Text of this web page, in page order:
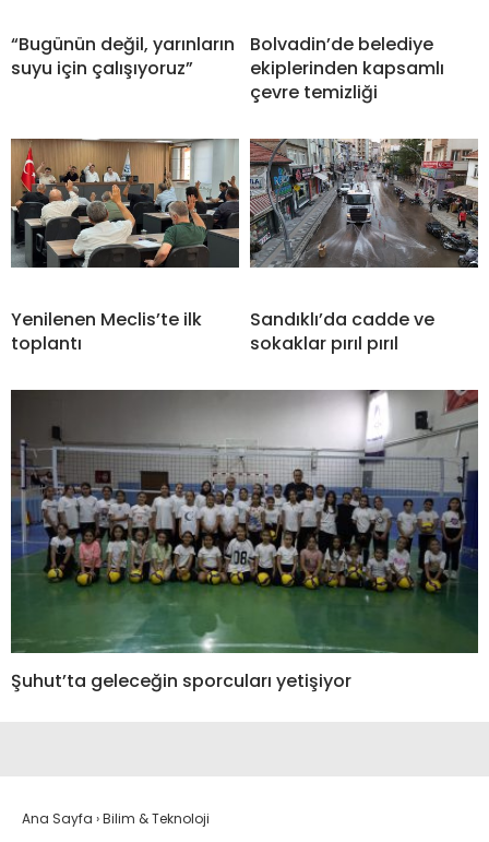
“Bugünün değil, yarınların
suyu için çalışıyoruz”
Bolvadin’de belediye
ekiplerinden kapsamlı
çevre temizliği
Yenilenen Meclis’te ilk
toplantı
Sandıklı’da cadde ve
sokaklar pırıl pırıl
Şuhut’ta geleceğin sporcuları yetişiyor
Ana Sayfa ›Bilim & Teknoloji